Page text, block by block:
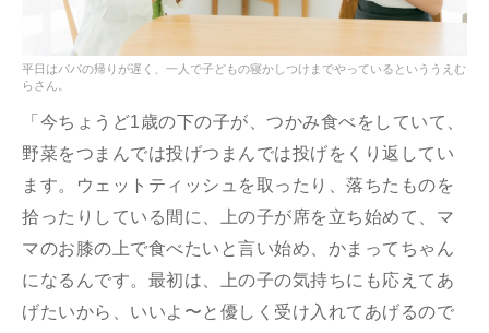
平日はパパの帰りが遅く、一人で子どもの寝かしつけまでやっているといううえむ
らさん。
「今ちょうど1歳の下の子が、つかみ食べをしていて、
野菜をつまんでは投げつまんでは投げをくり返してい
ます。ウェットティッシュを取ったり、落ちたものを
拾ったりしている間に、上の子が席を立ち始めて、マ
マのお膝の上で食べたいと言い始め、かまってちゃん
になるんです。最初は、上の子の気持ちにも応えてあ
げたいから、いいよ〜と優しく受け入れてあげるので